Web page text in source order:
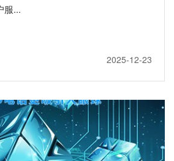
服...
2025-12-23